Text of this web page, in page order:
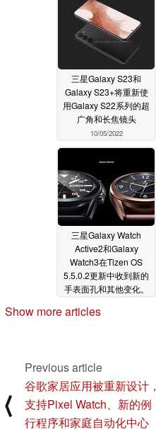
三星Galaxy S23和
Galaxy S23+将重新使
用Galaxy S22系列的超
广角和长焦镜头
10/05/2022
三星Galaxy Watch
Active2和Galaxy
Watch3在Tizen OS
5.5.0.2更新中收到新的
手表面孔和其他变化。
Show more articles
⟨
Previous article
谷歌家居应用被重新设计，
支持Pixel Watch、新的例
行程序和家庭自动化中心